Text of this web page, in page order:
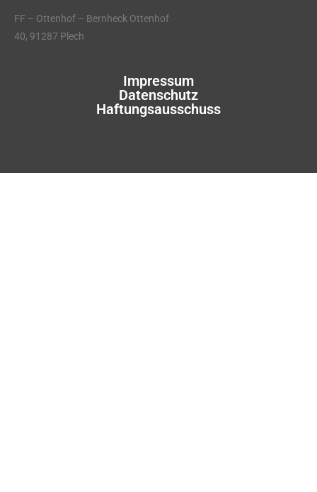
FF – Ottenhof – Bernheck Ottenhof
40, 91287 Plech
Impressum
Datenschutz
Haftungsausschuss